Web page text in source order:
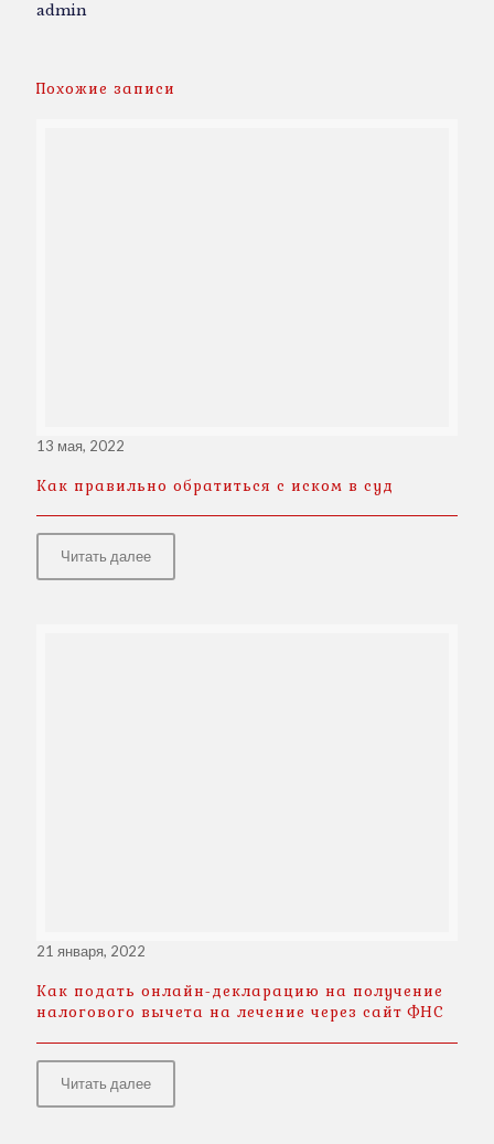
admin
Похожие записи
13 мая, 2022
Как правильно обратиться с иском в суд
Читать далее
21 января, 2022
Как подать онлайн-декларацию на получение
налогового вычета на лечение через сайт ФНС
Читать далее